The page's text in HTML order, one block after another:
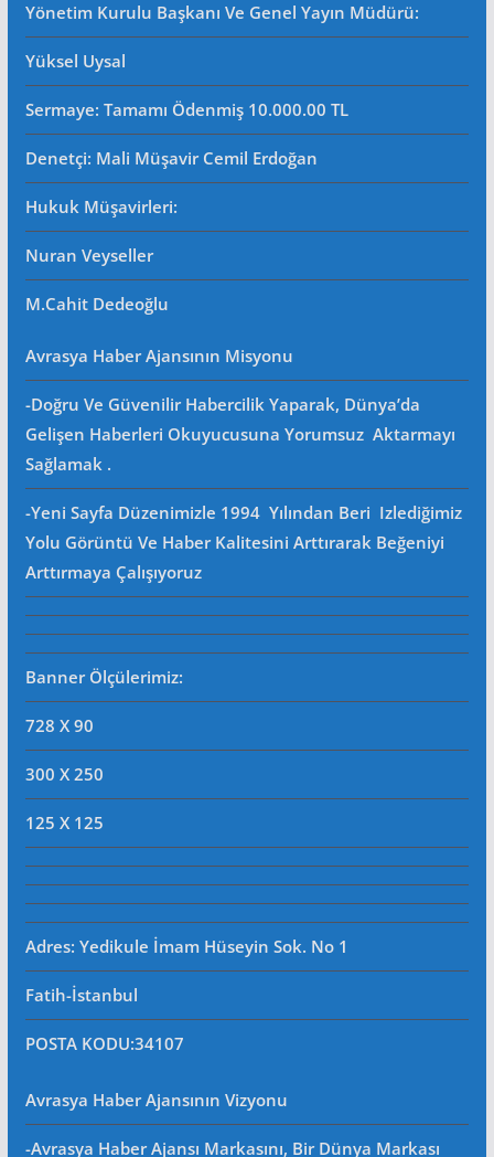
Yönetim Kurulu Başkanı Ve Genel Yayın Müdürü:
Yüksel Uysal
Sermaye: Tamamı Ödenmiş 10.000.00 TL
Denetçi: Mali Müşavir Cemil Erdoğan
Hukuk Müşavirleri:
Nuran Veyseller
M.Cahit Dedeoğlu
Avrasya Haber Ajansının Misyonu
-Doğru Ve Güvenilir Habercilik Yaparak, Dünya’da
Gelişen Haberleri Okuyucusuna Yorumsuz Aktarmayı
Sağlamak .
-Yeni Sayfa Düzenimizle 1994 Yılından Beri Izlediğimiz
Yolu Görüntü Ve Haber Kalitesini Arttırarak Beğeniyi
Arttırmaya Çalışıyoruz
Banner Ölçülerimiz:
728 X 90
300 X 250
125 X 125
Adres: Yedikule İmam Hüseyin Sok. No 1
Fatih-İstanbul
POSTA KODU:34107
Avrasya Haber Ajansının Vizyonu
-Avrasya Haber Ajansı Markasını, Bir Dünya Markası